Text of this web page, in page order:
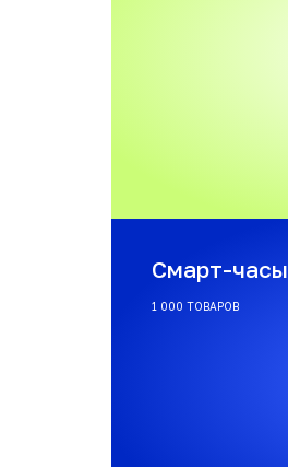
Смарт-часы
1 000 ТОВАРОВ